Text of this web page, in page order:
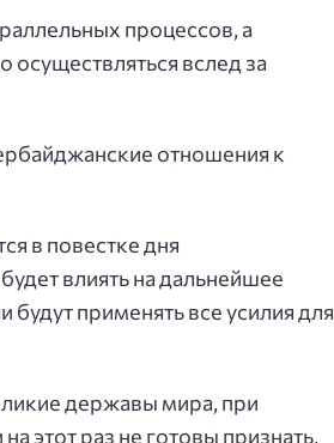
процессов, а
вслед за
отношения к
в повестке дня
влиять на дальнейшее
будут применять все усилия для
державы мира, при
этот раз не готовы признать,